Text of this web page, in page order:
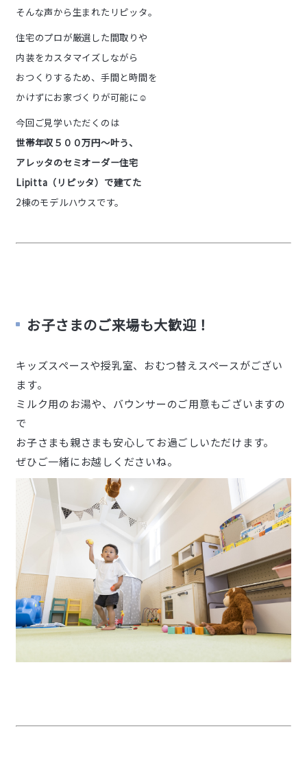
そんな声から生まれたリピッタ。
住宅のプロが厳選した間取りや
内装をカスタマイズしながら
おつくりするため、手間と時間を
かけずにお家づくりが可能に☺️
今回ご見学いただくのは
世帯年収５００万円～叶う、
アレッタのセミオーダー住宅
Lipitta（リピッタ）で建てた
2棟のモデルハウスです。
お子さまのご来場も大歓迎！
キッズスペースや授乳室、おむつ替えスペースがござい
ます。
ミルク用のお湯や、バウンサーのご用意もございますの
で
お子さまも親さまも安心してお過ごしいただけます。
ぜひご一緒にお越しくださいね。